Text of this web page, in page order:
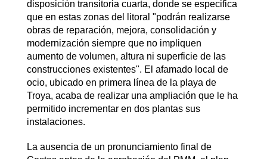
disposición transitoria cuarta, donde se especifica
que en estas zonas del litoral "podrán realizarse
obras de reparación, mejora, consolidación y
modernización siempre que no impliquen
aumento de volumen, altura ni superficie de las
construcciones existentes". El afamado local de
ocio, ubicado en primera línea de la playa de
Troya, acaba de realizar una ampliación que le ha
permitido incrementar en dos plantas sus
instalaciones.
La ausencia de un pronunciamiento final de